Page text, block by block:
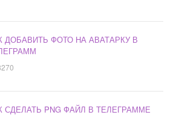
ДОБАВИТЬ ФОТО НА АВАТАРКУ В
СДЕЛАТЬ PNG ФАЙЛ В ТЕЛЕГРАММЕ